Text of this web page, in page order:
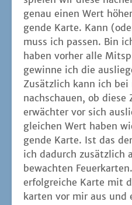
bewach­ten
erfolg­rei­che Kar­te mit
kar­ten vor mir aus und
beginnt mit dem
und einer neu­en
Nach neun Run­den
ins Spiel gekom­men
Euch ist das nun alles
den? Dann muss ich
dem Lesen der
sein. Denn die­se ist
auf­ge­baut. Allein der
Hand­kar­ten wird in
dabei kommt noch eine